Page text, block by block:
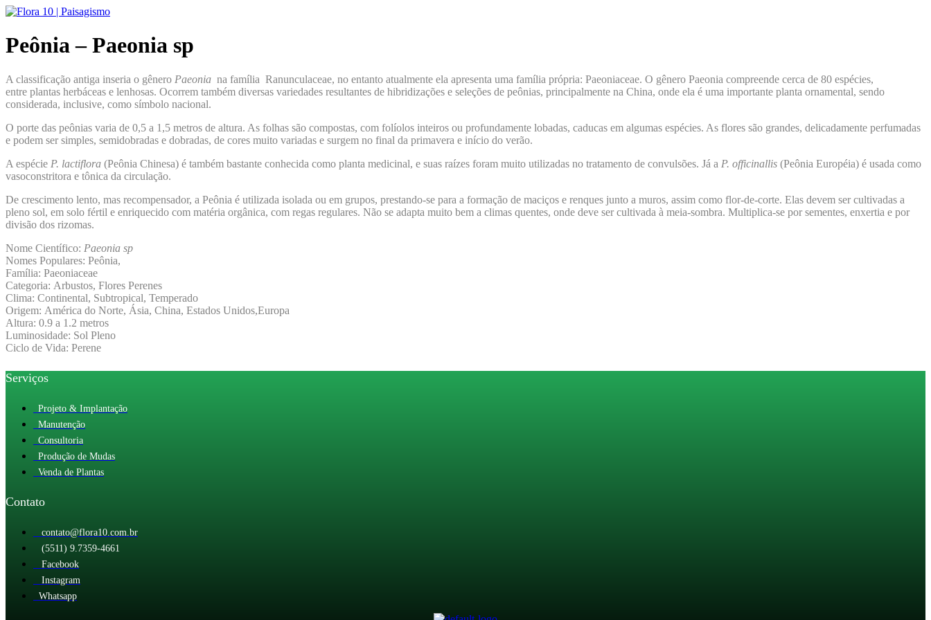
Ir
o
conteúdo
Peônia – Paeonia sp
A classificação antiga inseria o gênero Paeonia na família Ranunculaceae, no entanto atualmente ela apresenta uma família própria: Paeoniaceae. O gênero Paeonia compreende cerca de 80 espécies,
entre plantas herbáceas e lenhosas. Ocorrem também diversas variedades resultantes de hibridizações e seleções de peônias, principalmente na China, onde ela é uma importante planta ornamental, sendo
considerada, inclusive, como símbolo nacional.
O porte das peônias varia de 0,5 a 1,5 metros de altura. As folhas são compostas, com folíolos inteiros ou profundamente lobadas, caducas em algumas espécies. As flores são grandes, delicadamente perfumadas
e podem ser simples, semidobradas e dobradas, de cores muito variadas e surgem no final da primavera e início do verão.
A espécie P. lactiflora (Peônia Chinesa) é também bastante conhecida como planta medicinal, e suas raízes foram muito utilizadas no tratamento de convulsões. Já a P. officinallis (Peônia Européia) é usada como
vasoconstritora e tônica da circulação.
De crescimento lento, mas recompensador, a Peônia é utilizada isolada ou em grupos, prestando-se para a formação de maciços e renques junto a muros, assim como flor-de-corte. Elas devem ser cultivadas a
pleno sol, em solo fértil e enriquecido com matéria orgânica, com regas regulares. Não se adapta muito bem a climas quentes, onde deve ser cultivada à meia-sombra. Multiplica-se por sementes, enxertia e por
divisão dos rizomas.
Nome Científico: Paeonia sp
Nomes Populares: Peônia,
Família: Paeoniaceae
Categoria: Arbustos, Flores Perenes
Clima: Continental, Subtropical, Temperado
Origem: América do Norte, Ásia, China, Estados Unidos,Europa
Altura: 0.9 a 1.2 metros
Luminosidade: Sol Pleno
Ciclo de Vida: Perene
Serviços
Projeto & Implantação
Manutenção
Consultoria
Produção de Mudas
Venda de Plantas
Contato
contato@flora10.com.br
(5511) 9.7359-4661
Facebook
Instagram
Whatsapp